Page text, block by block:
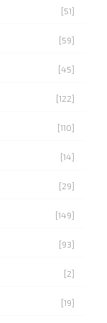
[51]
[59]
[45]
[122]
[110]
[14]
[29]
[149]
[93]
[2]
[19]